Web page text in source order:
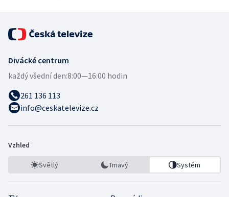
Divácké centrum
každý všední den:8:00—16:00 hodin
261 136 113
info@ceskatelevize.cz
Vzhled
Světlý Tmavý Systém